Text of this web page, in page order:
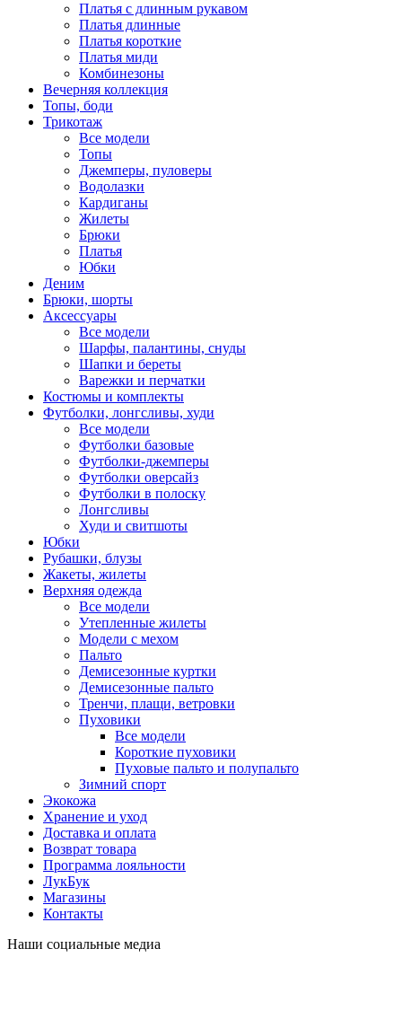
Платья с длинным рукавом
Платья длинные
Платья короткие
Платья миди
Комбинезоны
Вечерняя коллекция
Топы, боди
Трикотаж
Все модели
Топы
Джемперы, пуловеры
Водолазки
Кардиганы
Жилеты
Брюки
Платья
Юбки
Деним
Брюки, шорты
Аксессуары
Все модели
Шарфы, палантины, снуды
Шапки и береты
Варежки и перчатки
Костюмы и комплекты
Футболки, лонгсливы, худи
Все модели
Футболки базовые
Футболки-джемперы
Футболки оверсайз
Футболки в полоску
Лонгсливы
Худи и свитшоты
Юбки
Рубашки, блузы
Жакеты, жилеты
Верхняя одежда
Все модели
Утепленные жилеты
Модели с мехом
Пальто
Демисезонные куртки
Демисезонные пальто
Тренчи, плащи, ветровки
Пуховики
Все модели
Короткие пуховики
Пуховые пальто и полупальто
Зимний спорт
Экокожа
Хранение и уход
Доставка и оплата
Возврат товара
Программа лояльности
ЛукБук
Магазины
Контакты
Наши социальные медиа